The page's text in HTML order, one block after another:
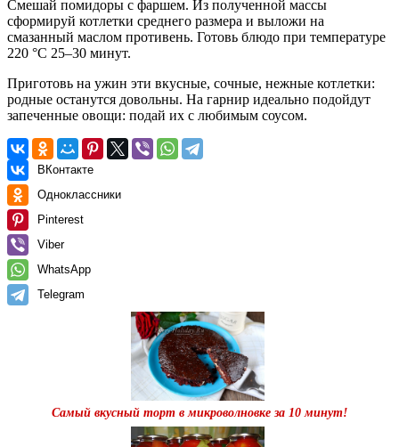
Смешай помидоры с фаршем. Из полученной массы
сформируй котлетки среднего размера и выложи на
смазанный маслом противень. Готовь блюдо при температуре
220 °С 25–30 минут.
Приготовь на ужин эти вкусные, сочные, нежные котлетки:
родные останутся довольны. На гарнир идеально подойдут
запеченные овощи: подай их с любимым соусом.
ВКонтакте
Одноклассники
Pinterest
Viber
WhatsApp
Telegram
Самый вкусный торт в микроволновке за 10 минут!